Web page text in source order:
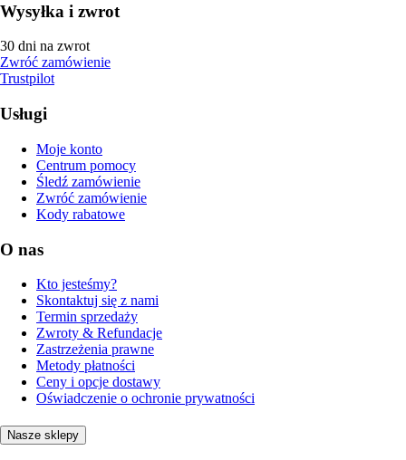
Wysyłka i zwrot
30 dni na zwrot
Zwróć zamówienie
Trustpilot
Usługi
Moje konto
Centrum pomocy
Śledź zamówienie
Zwróć zamówienie
Kody rabatowe
O nas
Kto jesteśmy?
Skontaktuj się z nami
Termin sprzedaży
Zwroty & Refundacje
Zastrzeżenia prawne
Metody płatności
Ceny i opcje dostawy
Oświadczenie o ochronie prywatności
Nasze sklepy